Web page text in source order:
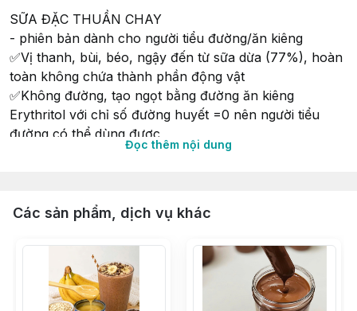
SỮA ĐẶC THUẦN CHAY
- phiên bản dành cho người tiểu đường/ăn kiêng
✅Vị thanh, bùi, béo, ngậy đến từ sữa dừa (77%), hoàn
toàn không chứa thành phần động vật
✅Không đường, tạo ngọt bằng đường ăn kiêng
Erythritol với chỉ số đường huyết =0 nên người tiểu
đường có thể dùng được
✅Đa ứng dụng: phết bánh mỳ, pha cafe, đồ uống, tạo
Có nắp đậy bên ngoài nên khi bóc lon ra dễ dàng bảo
Đọc thêm nội dung
Các sản phẩm, dịch vụ khác